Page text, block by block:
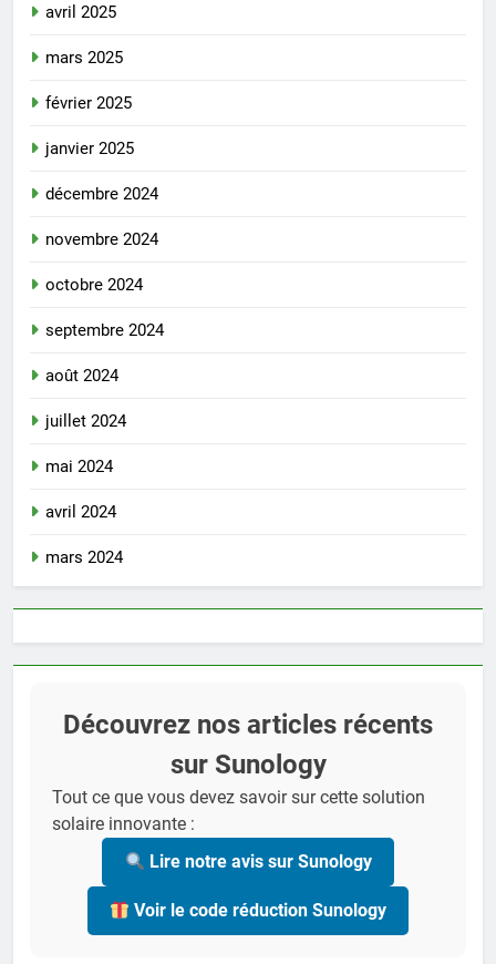
avril 2025
mars 2025
février 2025
janvier 2025
décembre 2024
novembre 2024
octobre 2024
septembre 2024
août 2024
juillet 2024
mai 2024
avril 2024
mars 2024
Découvrez nos articles récents
sur Sunology
Tout ce que vous devez savoir sur cette solution
solaire innovante :
Lire notre avis sur Sunology
Voir le code réduction Sunology